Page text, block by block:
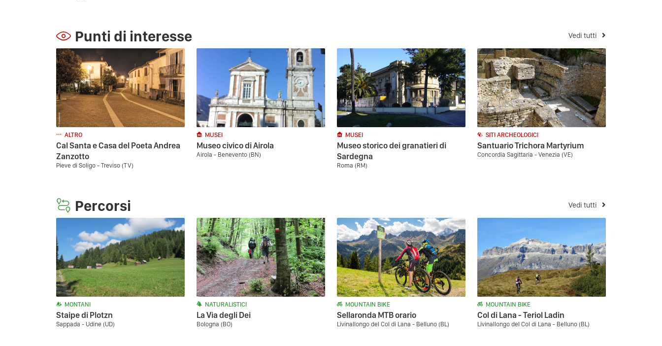
Punti di interesse Vedi tutti
ALTRO
Cal Santa e Casa del Poeta Andrea
Zanzotto
Pieve di Soligo - Treviso (TV)
MUSEI
Museo civico di Airola
Airola - Benevento (BN)
MUSEI
Museo storico dei granatieri di
Sardegna
Roma (RM)
SITI ARCHEOLOGICI
Santuario Trichora Martyrium
Concordia Sagittaria - Venezia (VE)
Percorsi Vedi tutti
MONTANI
Staipe di Plotzn
Sappada - Udine (UD)
NATURALISTICI
La Via degli Dei
Bologna (BO)
MOUNTAIN BIKE
Sellaronda MTB orario
Livinallongo del Col di Lana - Belluno (BL)
MOUNTAIN BIKE
Col di Lana - Teriol Ladin
Livinallongo del Col di Lana - Belluno (BL)